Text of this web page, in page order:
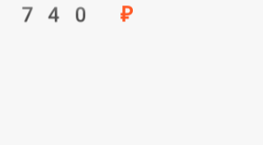
740 ₽